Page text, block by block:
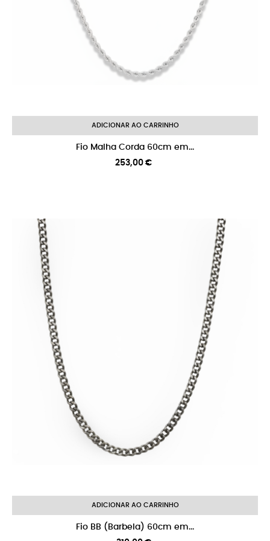
ADICIONAR AO CARRINHO
Fio Malha Corda 60cm em...
Preço
253,00 €
ADICIONAR AO CARRINHO
Fio BB (Barbela) 60cm em...